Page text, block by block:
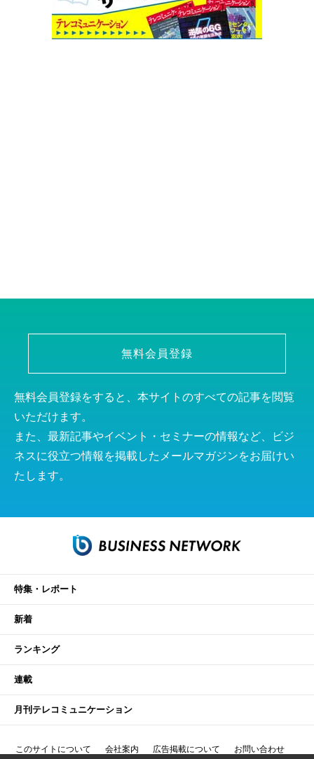
無料会員登録
無料会員登録をすると、本サイトのすべての記事を閲覧
いただけます。
また、最新記事やイベント・セミナーの情報など、ビジ
ネスに役立つ情報を掲載したメールマガジンをお届けい
たします。
特集・レポート
新着
ランキング
連載
月刊テレコミュニケーション
このサイトについて 会社案内 広告掲載について お問い合わせ